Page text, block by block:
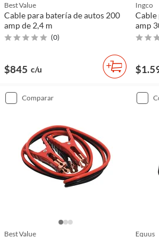
Best Value
Cable para batería de autos 200
amp de 2,4 m
(0)
$845 c/u
Ingco
Cable
amp
comparar
Best Value Equus